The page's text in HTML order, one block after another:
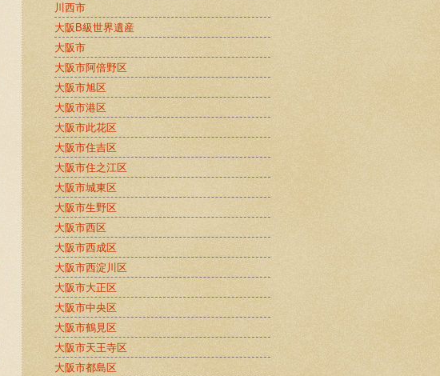
川西市
大阪B級世界遺産
大阪市
大阪市阿倍野区
大阪市旭区
大阪市港区
大阪市此花区
大阪市住吉区
大阪市住之江区
大阪市城東区
大阪市生野区
大阪市西区
大阪市西成区
大阪市西淀川区
大阪市大正区
大阪市中央区
大阪市鶴見区
大阪市天王寺区
大阪市都島区